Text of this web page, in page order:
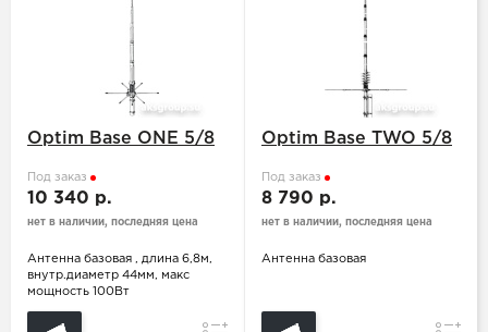
Optim Base ONE 5/8
Под заказ
10 340 р.
нет в наличии, последняя цена
Антенна базовая , длина 6,8м,
внутр.диаметр 44мм, макс
мощность 100Вт
Optim Base TWO 5/8
Под заказ
8 790 р.
нет в наличии, последняя цена
Антенна базовая